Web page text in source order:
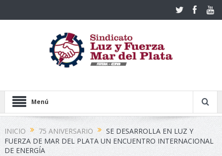
Menú
INICIO 75 ANIVERSARIO
SE DESARROLLA EN LUZ Y
FUERZA DE MAR DEL PLATA UN ENCUENTRO INTERNACIONAL
DE ENERGÍA